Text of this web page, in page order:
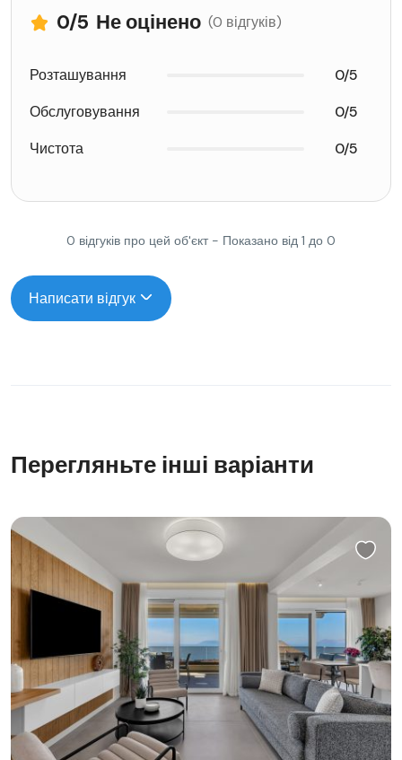
0/5 Не оцінено (0 відгуків)
Розташування
0/5
Обслуговування
0/5
Чистота
0/5
0 відгуків про цей об'єкт - Показано від 1 до 0
Написати відгук
Перегляньте інші варіанти